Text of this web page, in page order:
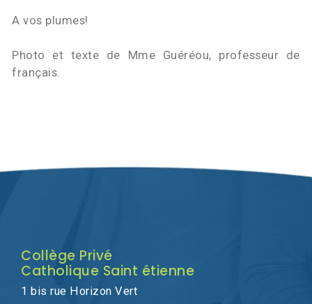
A vos plumes!
Photo et texte de Mme Guéréou, professeur de
français.
Collège Privé
Catholique Saint étienne
1 bis rue Horizon Vert